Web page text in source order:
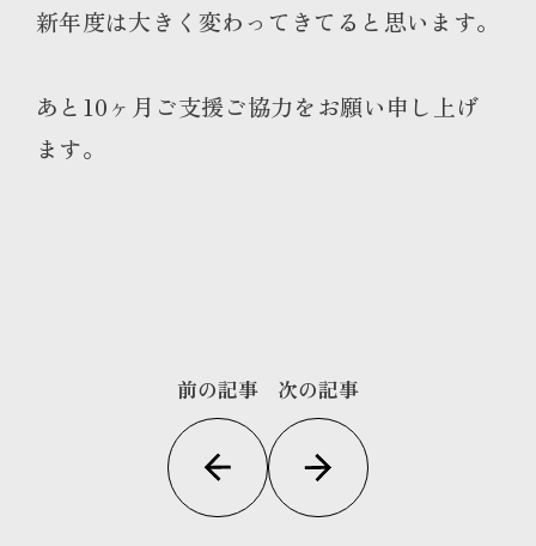
新年度は大きく変わってきてると思います。
あと10ヶ月ご支援ご協力をお願い申し上げ
ます。
前の記事 次の記事